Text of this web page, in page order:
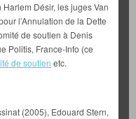
Désir, les juges Van
l’Annulation de la Dette
de soutien à Denis
Politis, France-Info (ce
de soutien etc.
(2005), Edouard Stern,